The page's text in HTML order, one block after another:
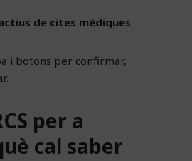
de cites mèdiques
i botons per confirmar,
per a
cal saber